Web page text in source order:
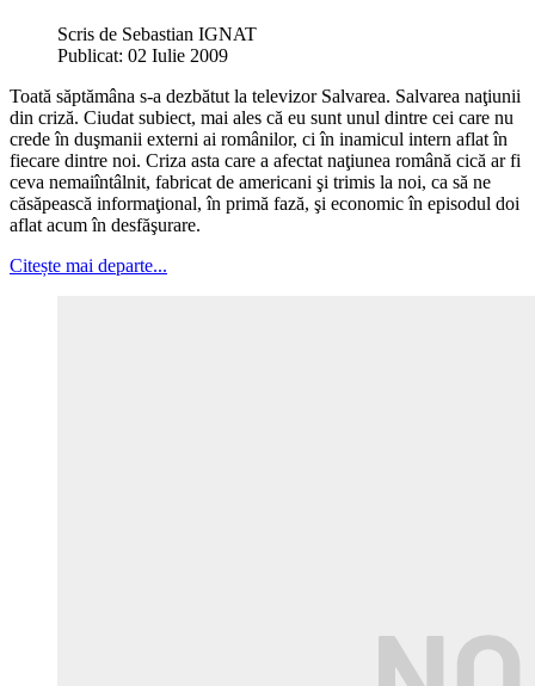
Scris de Sebastian IGNAT
Publicat: 02 Iulie 2009
Toată săptămâna s-a dezbătut la televizor Salvarea. Salvarea naţiunii
din criză. Ciudat subiect, mai ales că eu sunt unul dintre cei care nu
crede în duşmanii externi ai românilor, ci în inamicul intern aflat în
fiecare dintre noi. Criza asta care a afectat naţiunea română cică ar fi
ceva nemaiîntâlnit, fabricat de americani şi trimis la noi, ca să ne
căsăpească informaţional, în primă fază, şi economic în episodul doi
aflat acum în desfăşurare.
Citește mai departe...